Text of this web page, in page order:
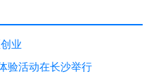
业
验活动在长沙举行